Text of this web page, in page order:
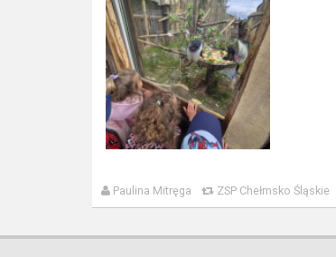
Paulina Mitręga ZSP Chełmsko Śląskie